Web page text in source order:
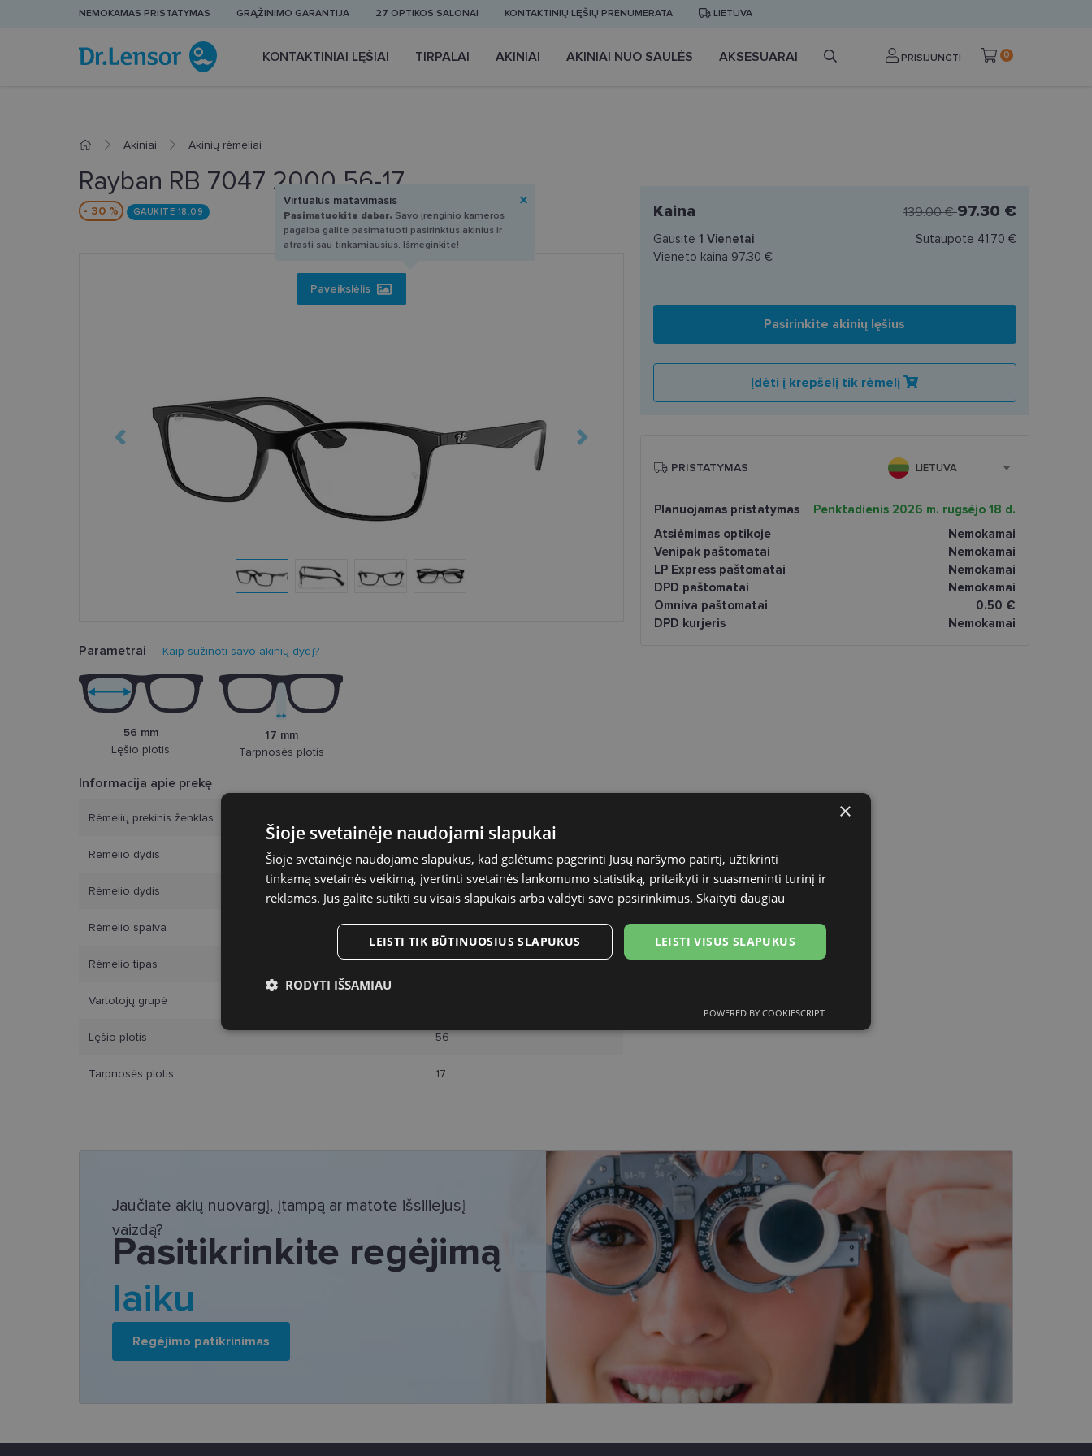
NEMOKAMAS PRISTATYMAS GRĄŽINIMO GARANTIJA 27 OPTIKOS SALONAI KONTAKTINIŲ LĘŠIŲ PRENUMERATA LIETUVA
KONTAKTINIAI LĘŠIAI TIRPALAI AKINIAI AKINIAI NUO SAULĖS AKSESUARAI PRISIJUNGTI 0
Akiniai Akinių rėmeliai
Rayban RB 7047 2000 56-17
- 30 % GAUKITE 18.09
Paveikslėlis
Virtualus matavimasis
Pasimatuokite dabar. Savo įrenginio kameros
pagalba galite pasimatuoti pasirinktus akinius ir
atrasti sau tinkamiausius. Išmėginkite!
Parametrai Kaip sužinoti savo akinių dydį?
56 mm
Lęšio plotis
17 mm
Tarpnosės plotis
Informacija apie prekę
Rėmelių prekinis ženklas
Rėmelio dydis 56-17
Rėmelio dydis L
Rėmelio spalva black
Rėmelio tipas Plastmasinis
Vartotojų grupė
Lęšio plotis 56
Tarpnosės plotis 17
Kaina 139.00 €97.30 €
Gausite 1 Vienetai
Vieneto kaina 97.30 €
Sutaupote 41.70 €
Pasirinkite akinių lęšius
Įdėti į krepšelį tik rėmelį
PRISTATYMAS LIETUVA
Planuojamas pristatymas
Penktadienis 2026 m. rugsėjo 18 d.
Atsiėmimas optikoje
Nemokamai
Venipak paštomatai
Nemokamai
LP Express paštomatai
Nemokamai
DPD paštomatai
Nemokamai
Omniva paštomatai
0.50 €
DPD kurjeris
Nemokamai
Jaučiate akių nuovargį, įtampą ar matote išsiliejusį
vaizdą?
Pasitikrinkite regėjimą
laiku
Regėjimo patikrinimas
×
Šioje svetainėje naudojami slapukai
Šioje svetainėje naudojame slapukus, kad galėtume pagerinti Jūsų naršymo patirtį, užtikrinti
tinkamą svetainės veikimą, įvertinti svetainės lankomumo statistiką, pritaikyti ir suasmeninti turinį ir
reklamas. Jūs galite sutikti su visais slapukais arba valdyti savo pasirinkimus. Skaityti daugiau
LEISTI VISUS SLAPUKUS
LEISTI TIK BŪTINUOSIUS SLAPUKUS
RODYTI IŠSAMIAU
Funkciniai slapukai
Šie slapukai yra būtini, kad galėtumėte naršyti svetainės turinį bei naudotis jo funkcijomis. Šie slapukai atpažįsta Jūsų įrenginį,
tačiau neatskleidžia Jūsų tapatybės, taip pat nerenka informacijos. Be šių slapukų tinklalapis neveiks tinkamai. Šie slapukai
saugomi Jūsų įrenginyje, kol slapukai atlieka savo funkcijas, bet ne ilgiau kaip dvejus metus.
Šie būtinieji slapukai nustatomi automatiškai.
Pavadinimas
/
Domenas
Galiojimas Aprašymas
Šis slapukas yra susietas su „Django“ žiniatinklio kūrimo platforma,
skirta „Python“. Jis sukurtas siekiant apsaugoti svetainę nuo tam tikro
tipo programinės įrangos atakos prieš žiniatinklio formas.
country_ok
Slapukas naudojamas unikaliems vartotojams atskirti, atsitiktinai
sugeneruotą numerį priskiriant kliento identifikatoriui. Patobulinant
svetainės našumą ir funkcionalumą, ji yra naudojama vartotojo
patirčiai pagerinti.
www.lensor.lt
3 savaitės
sutikimo nuostatoms prisiminti. Būtina, kad Cookie-Script.com slapukų
POWERED BY COOKIESCRIPT